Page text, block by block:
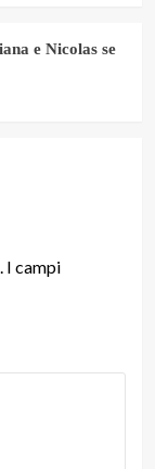
e Nicolas se
I campi